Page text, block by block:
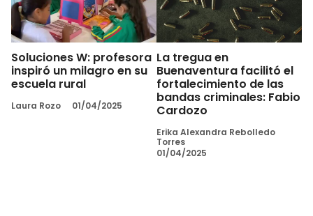
Soluciones W: profesora
inspiró un milagro en su
escuela rural
Laura Rozo 01/04/2025
La tregua en
Buenaventura facilitó el
fortalecimiento de las
bandas criminales: Fabio
Cardozo
Erika Alexandra Rebolledo
Torres
01/04/2025